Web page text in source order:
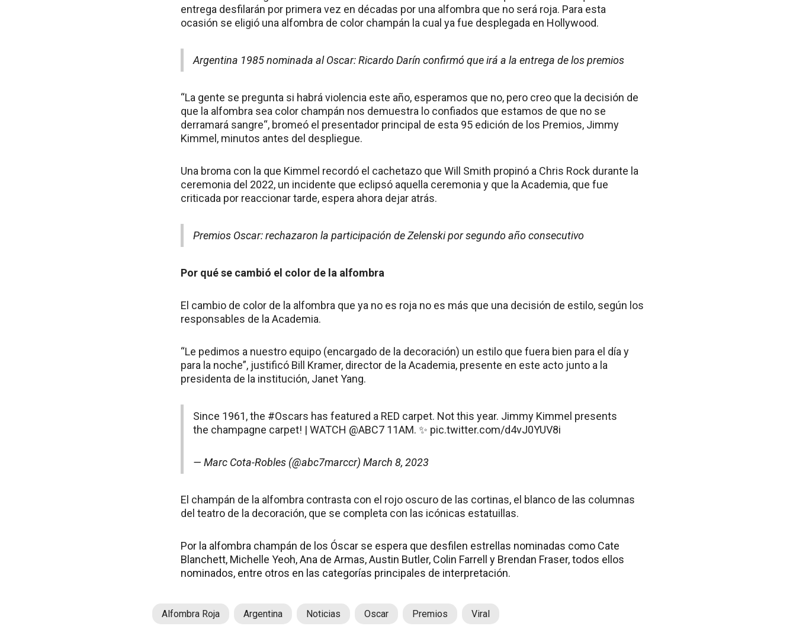
entrega desfilarán por primera vez en décadas por una alfombra que no será roja. Para esta
ocasión se eligió una alfombra de color champán la cual ya fue desplegada en Hollywood.
Argentina 1985 nominada al Oscar: Ricardo Darín confirmó que irá a la entrega de los premios
“La gente se pregunta si habrá violencia este año, esperamos que no, pero creo que la decisión de
que la alfombra sea color champán nos demuestra lo confiados que estamos de que no se
derramará sangre“, bromeó el presentador principal de esta 95 edición de los Premios, Jimmy
Kimmel, minutos antes del despliegue.
Una broma con la que Kimmel recordó el cachetazo que Will Smith propinó a Chris Rock durante la
ceremonia del 2022, un incidente que eclipsó aquella ceremonia y que la Academia, que fue
criticada por reaccionar tarde, espera ahora dejar atrás.
Premios Oscar: rechazaron la participación de Zelenski por segundo año consecutivo
Por qué se cambió el color de la alfombra
El cambio de color de la alfombra que ya no es roja no es más que una decisión de estilo, según los
responsables de la Academia.
“Le pedimos a nuestro equipo (encargado de la decoración) un estilo que fuera bien para el día y
para la noche”, justificó Bill Kramer, director de la Academia, presente en este acto junto a la
presidenta de la institución, Janet Yang.
Since 1961, the #Oscars has featured a RED carpet. Not this year. Jimmy Kimmel presents
the champagne carpet! | WATCH @ABC7 11AM. ✨ pic.twitter.com/d4vJ0YUV8i
— Marc Cota-Robles (@abc7marccr) March 8, 2023
El champán de la alfombra contrasta con el rojo oscuro de las cortinas, el blanco de las columnas
del teatro de la decoración, que se completa con las icónicas estatuillas.
Por la alfombra champán de los Óscar se espera que desfilen estrellas nominadas como Cate
Blanchett, Michelle Yeoh, Ana de Armas, Austin Butler, Colin Farrell y Brendan Fraser, todos ellos
nominados, entre otros en las categorías principales de interpretación.
Alfombra Roja Argentina Noticias Oscar Premios Viral